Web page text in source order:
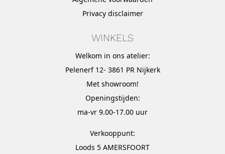
Privacy disclaimer
WINKELS
Welkom in ons atelier:
Pelenerf 12- 3861 PR Nijkerk
Met showroom!
Openingstijden:
ma-vr 9.00-17.00 uur
Verkooppunt:
Loods 5 AMERSFOORT